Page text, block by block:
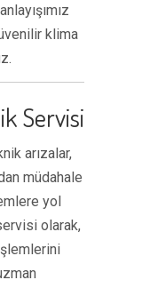
klima
Servisi
arızalar,
müdahale
yol
olarak,